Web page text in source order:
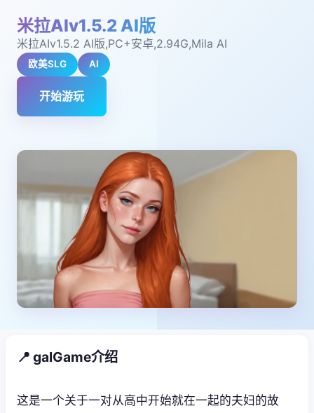
米拉AIv1.5.2 AI版
米拉AIv1.5.2 AI版,PC+安卓,2.94G,Mila AI
欧美SLG AI
开始游玩
📍 galGame介绍
这是一个关于一对从高中开始就在一起的夫妇的故